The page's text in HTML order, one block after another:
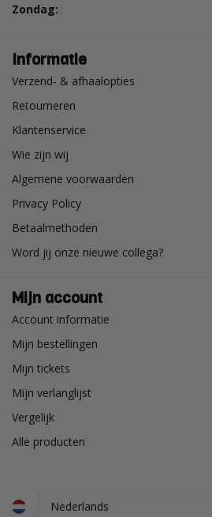
Zondag:
Informatie
Verzend- & afhaalopties
Retourneren
Klantenservice
Wie zijn wij
Algemene voorwaarden
Privacy Policy
Betaalmethoden
Word jij onze nieuwe collega?
Mijn account
Account informatie
Mijn bestellingen
Mijn tickets
Mijn verlanglijst
Vergelijk
Alle producten